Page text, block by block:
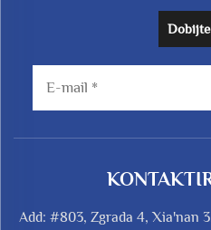
Add: #803, Zgrada 4, Xia'nan